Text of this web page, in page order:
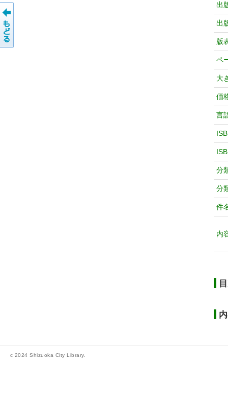
出
出
版
ペ
大
価
言
分
分
件
内
c 2024 Shizuoka City Library.